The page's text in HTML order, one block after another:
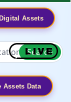
Assets
Search
Assets Data